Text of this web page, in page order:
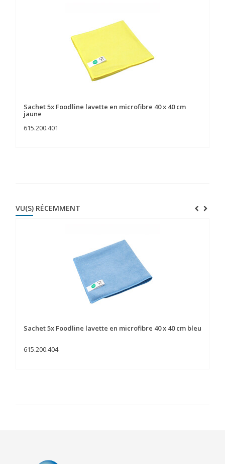
Sachet 5x Foodline lavette en microfibre 40 x 40 cm
jaune
615.200.401
VU(S) RÉCEMMENT
Sachet 5x Foodline lavette en microfibre 40 x 40 cm bleu
615.200.404